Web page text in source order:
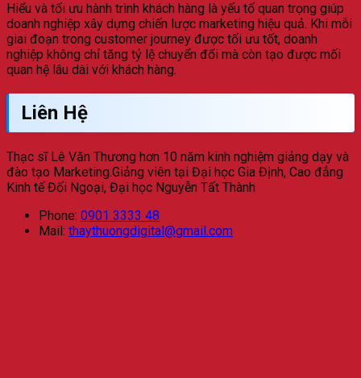
Hiểu và tối ưu hành trình khách hàng là yếu tố quan trọng giúp
doanh nghiệp xây dựng chiến lược marketing hiệu quả. Khi mỗi
giai đoạn trong customer journey được tối ưu tốt, doanh
nghiệp không chỉ tăng tỷ lệ chuyển đổi mà còn tạo được mối
quan hệ lâu dài với khách hàng.
Liên Hệ
Thạc sĩ Lê Văn Thương hơn 10 năm kinh nghiệm giảng dạy và
đào tạo Marketing.Giảng viên tại Đại học Gia Định, Cao đẳng
Kinh tế Đối Ngoại, Đại học Nguyễn Tất Thành
Phone: 0901 3333 48
Mail: thaythuongdigital@gmail.com